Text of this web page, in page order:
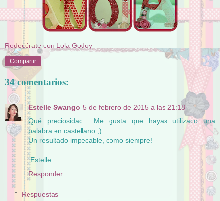
Redecórate con Lola Godoy
Compartir
34 comentarios:
Estelle Swango 5 de febrero de 2015 a las 21:18
Qué preciosidad... Me gusta que hayas utilizado una
palabra en castellano ;)
Un resultado impecable, como siempre!
.Estelle.
Responder
Respuestas